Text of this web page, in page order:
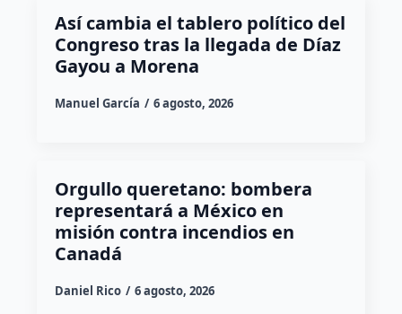
Así cambia el tablero político del
Congreso tras la llegada de Díaz
Gayou a Morena
Manuel García 6 agosto, 2026
Orgullo queretano: bombera
representará a México en
misión contra incendios en
Canadá
Daniel Rico 6 agosto, 2026